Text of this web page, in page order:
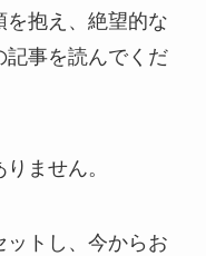
を抱え、絶望的な
記事を読んでくだ
ません。
トし、今からお